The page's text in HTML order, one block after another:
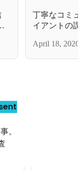
丁寧なコミ
イアントの
April 18, 2020
。